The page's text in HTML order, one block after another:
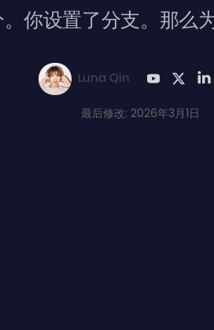
你设置了分支。那么
Luna Qin
最后修改: 2026年3月1日